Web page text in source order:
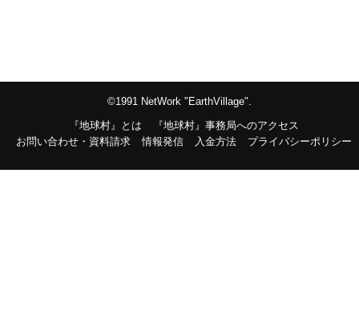
©1991 NetWork "EarthVillage".
『地球村』とは
『地球村』事務局へのアクセス
お問い合わせ・資料請求
情報発信 入金方法 プライバシーポリシー